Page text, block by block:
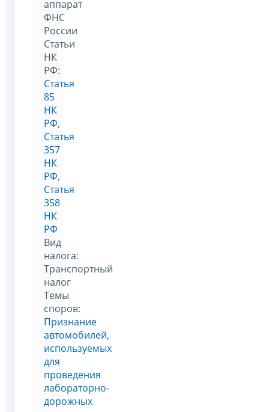
аппарат
ФНС
России
Статьи
НК
РФ:
Статья
85
НК
РФ,
Статья
357
НК
РФ,
Статья
358
НК
РФ
Вид
налога:
Транспортный
налог
Темы
споров:
Признание
автомобилей,
используемых
для
проведения
лабораторно-
дорожных